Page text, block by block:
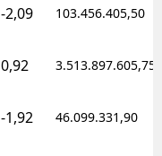
-2,09 103.456.405,50
0,92 3.513.897.605,75
-1,92 46.099.331,90